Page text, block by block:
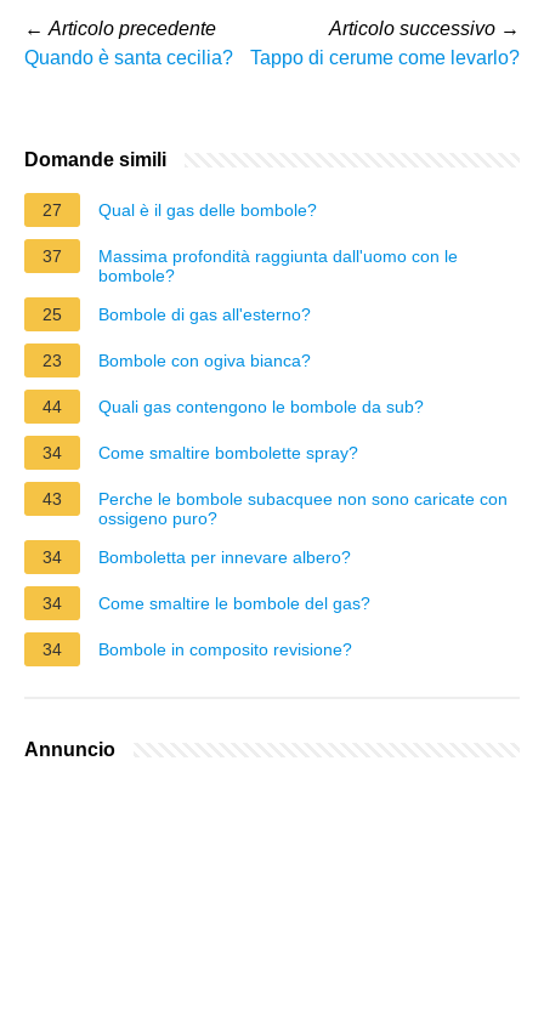
← Articolo precedente
Quando è santa cecilia?
Articolo successivo →
Tappo di cerume come levarlo?
Domande simili
27 Qual è il gas delle bombole?
37
Massima profondità raggiunta dall'uomo con le
bombole?
25
Bombole di gas all'esterno?
23 Bombole con ogiva bianca?
44 Quali gas contengono le bombole da sub?
34 Come smaltire bombolette spray?
43
Perche le bombole subacquee non sono caricate con
ossigeno puro?
34
Bomboletta per innevare albero?
34 Come smaltire le bombole del gas?
34 Bombole in composito revisione?
Annuncio